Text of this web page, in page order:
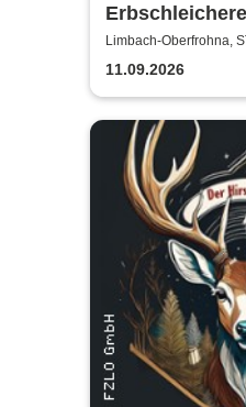
Limbach-Oberfrohna,
OBERFROHNA
11.09.2026